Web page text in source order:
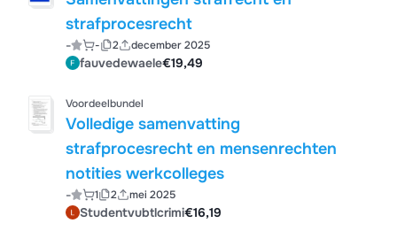
strafprocesrecht
- - 2 december 2025
fauvedewaele€19,49
Voordeelbundel
Volledige samenvatting
strafprocesrecht en mensenrechten
notities werkcolleges
- 1 2 mei 2025
Studentvubtlcrimi€16,19